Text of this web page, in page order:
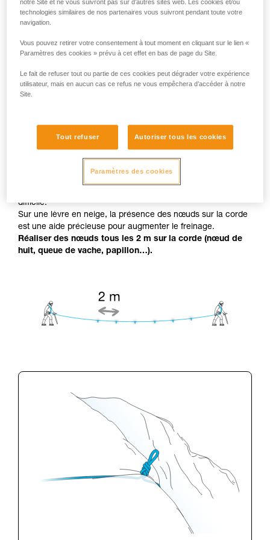
Des nœuds pour faciliter le freinage
Le cisaillement de la lèvre de la crevasse par la corde est
difficile.
Sur une lèvre en neige, la présence des nœuds sur la corde
est une aide précieuse pour augmenter le freinage.
Réaliser des nœuds tous les 2 m sur la corde (nœud de
huit, queue de vache, papillon…).
notre Site et ne vous suivront pas sur d’autres sites web. Les cookies et/ou
technologies similaires de nos partenaires vous suivront pendant toute votre
navigation.
Vous pouvez retirer votre consentement à tout moment en cliquant sur le lien «
Paramètres des cookies » prévu à cet effet en bas de page du Site.
Le fait de refuser tout ou partie de ces cookies peut dégrader votre expérience
utilisateur, mais en aucun cas ce refus ne vous empêchera d’accéder à notre
Site.
Tout refuser Autoriser tous les cookies
Paramètres des cookies